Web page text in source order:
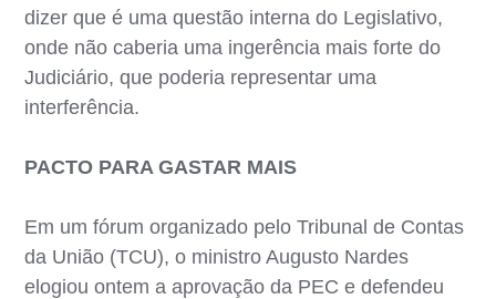
dizer que é uma questão interna do Legislativo,
onde não caberia uma ingerência mais forte do
Judiciário, que poderia representar uma
interferência.
PACTO PARA GASTAR MAIS
Em um fórum organizado pelo Tribunal de Contas
da União (TCU), o ministro Augusto Nardes
elogiou ontem a aprovação da PEC e defendeu